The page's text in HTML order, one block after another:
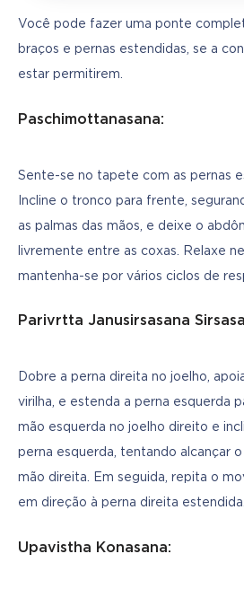
Você pode fazer uma ponte
braços e pernas estendidas, se a
estar permitirem.
Paschimottanasana:
Sente-se no tapete com as pernas
Incline o tronco para frente,
as palmas das mãos, e deixe o
livremente entre as coxas. Relaxe
mantenha-se por vários ciclos de
Parivrtta Janusirsasana
Dobre a perna direita no joelho,
virilha, e estenda a perna esquerda
mão esquerda no joelho direito e
perna esquerda, tentando alcançar
mão direita. Em seguida, repita o
em direção à perna direita estendida.
Upavistha Konasana: